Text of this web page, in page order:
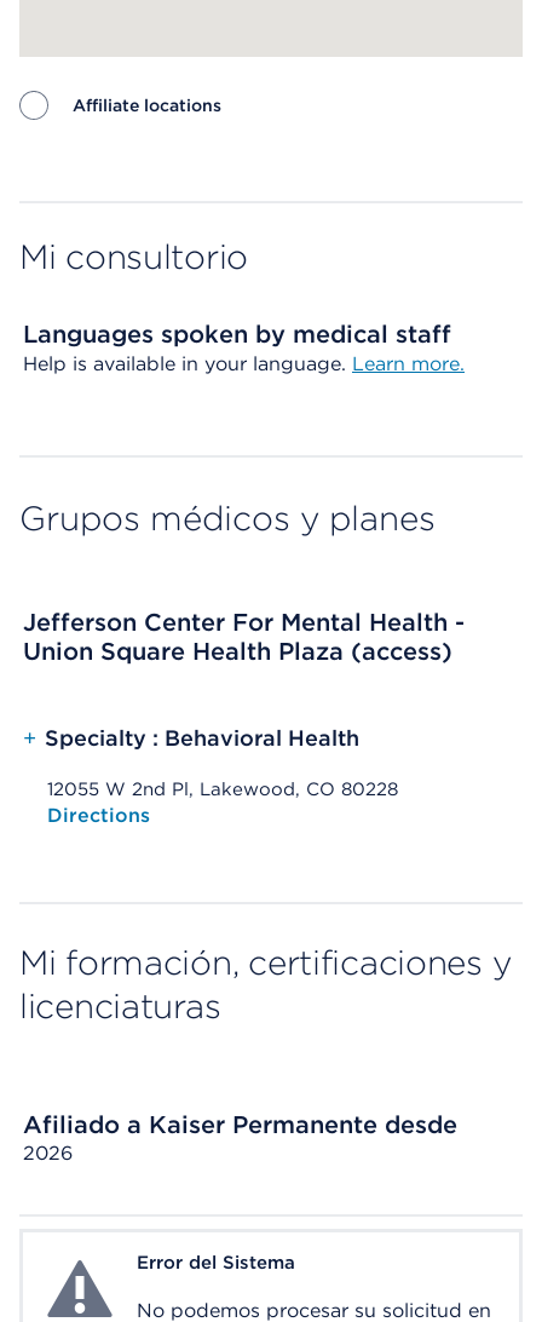
Affiliate locations
Mi consultorio
Languages spoken by medical staff
Help is available in your language. Learn more.
Grupos médicos y planes
Jefferson Center For Mental Health -
Union Square Health Plaza (access)
+ Specialty : Behavioral Health
12055 W 2nd Pl, Lakewood, CO 80228
Opens native map application on mobile devices
Directions
Mi formación, certificaciones y
licenciaturas
Afiliado a Kaiser Permanente desde
2026
System ErrorError del Sistema
No podemos procesar su solicitud en